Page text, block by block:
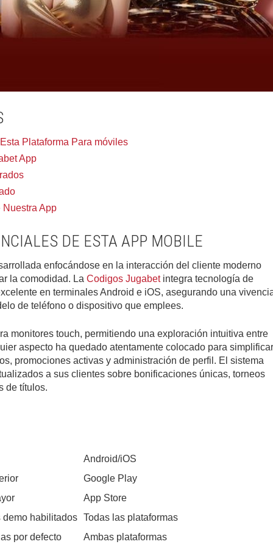
Plataforma Para móviles
App
App
DE ESTA APP MOBILE
enfocándose en la interacción del cliente moderno
la comodidad. La Codigos Jugabetintegra tecnología de
en terminales Android e iOS, asegurando una
de teléfono o dispositivo que emplees.
monitores touch, permitiendo una exploración intuitiva entre
aspecto ha quedado atentamente colocado para simplificar
promociones activas y administración de perfil. El sistema
a sus clientes sobre bonificaciones únicas, torneos
de títulos.
Android/iOS
Google Play
App Store
demo habilitados Todas las plataformas
por defecto
Ambas plataformas